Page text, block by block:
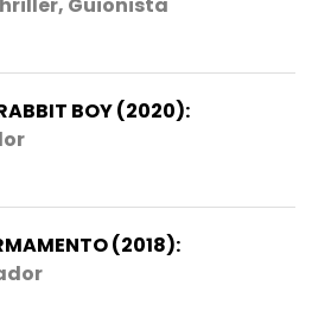
BOY (2020):
(2018):